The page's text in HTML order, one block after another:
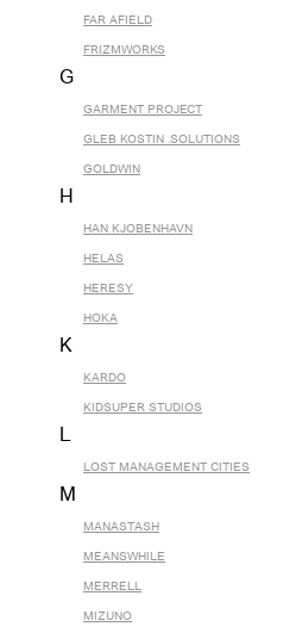
FAR AFIELD
FRIZMWORKS
G
GARMENT PROJECT
GLEB KOSTIN .SOLUTIONS
GOLDWIN
H
HAN KJOBENHAVN
HELAS
HERESY
HOKA
K
KARDO
KIDSUPER STUDIOS
L
LOST MANAGEMENT CITIES
M
MANASTASH
MEANSWHILE
MERRELL
MIZUNO